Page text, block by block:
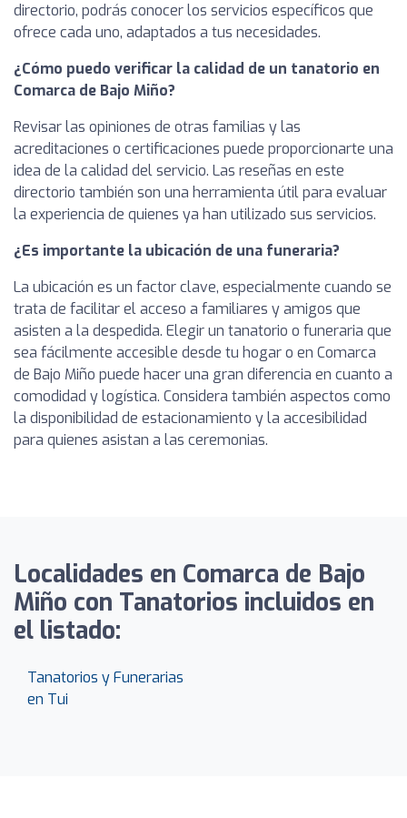
directorio, podrás conocer los servicios específicos que
ofrece cada uno, adaptados a tus necesidades.
¿Cómo puedo verificar la calidad de un tanatorio en
Comarca de Bajo Miño?
Revisar las opiniones de otras familias y las
acreditaciones o certificaciones puede proporcionarte una
idea de la calidad del servicio. Las reseñas en este
directorio también son una herramienta útil para evaluar
la experiencia de quienes ya han utilizado sus servicios.
¿Es importante la ubicación de una funeraria?
La ubicación es un factor clave, especialmente cuando se
trata de facilitar el acceso a familiares y amigos que
asisten a la despedida. Elegir un tanatorio o funeraria que
sea fácilmente accesible desde tu hogar o en Comarca
de Bajo Miño puede hacer una gran diferencia en cuanto a
comodidad y logística. Considera también aspectos como
la disponibilidad de estacionamiento y la accesibilidad
para quienes asistan a las ceremonias.
Localidades en Comarca de Bajo
Miño con Tanatorios incluidos en
el listado:
Tanatorios y Funerarias
en Tui